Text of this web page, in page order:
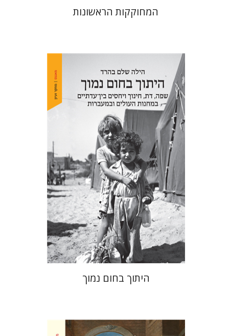
המחוקקות הראשונות
הילה שלם בהרד
הנחת אתר ספר מודפס
$46
$41
היתוך בחום נמוך